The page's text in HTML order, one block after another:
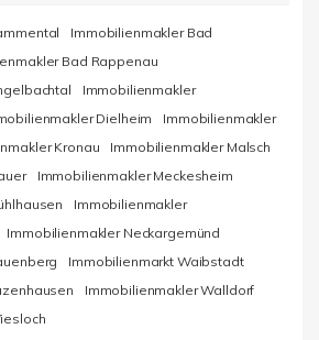
Immobilienmakler Bad
Bad Rappenau
Immobilienmakler
Dielheim
Immobilienmakler
Kronau
Immobilienmakler Malsch
Immobilienmakler Meckesheim
Immobilienmakler
Immobilienmakler Neckargemünd
Immobilienmarkt Waibstadt
Immobilienmakler Walldorf